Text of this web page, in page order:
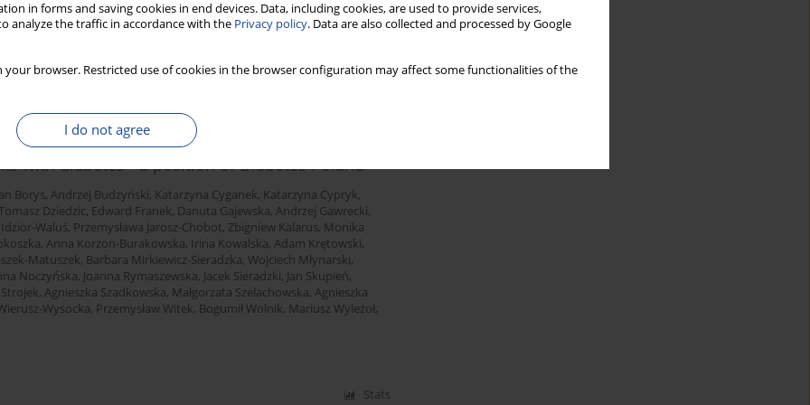
in forms and saving cookies in end devices. Data, including cookies, are used to provide services,
analyze the traffic in accordance with the Privacy policy. Data are also collected and processed by Google
your browser. Restricted use of cookies in the browser configuration may affect some functionalities of the
I do not agree
,Aleksandra Uruska,Ewa Wender-Ożegowska Przemysław
Zmysłowska,Dorota Zozulińska-Ziółkiewicz
with diabetes - a position of Diabetes Poland
Borys, Andrzej Budzyński, Katarzyna Cyganek, Katarzyna Cypryk,
Dziedzic, Edward Franek, Danuta Gajewska, Andrzej Gawrecki,
Waluś, Przemysława Jarosz-Chobot, Zbigniew Kalarus, Monika
, Anna Korzon-Burakowska, Irina Kowalska, Adam Krętowski,
Matuszek, Barbara Mirkiewicz-Sieradzka, Wojciech Młynarski,
Noczyńska, Joanna Rymaszewska, Jacek Sieradzki, Jan Skupień,
, Agnieszka Szadkowska, Małgorzata Szelachowska, Agnieszka
Wysocka, Przemysław Witek, Bogumił Wolnik, Mariusz Wyleżoł,
Stats